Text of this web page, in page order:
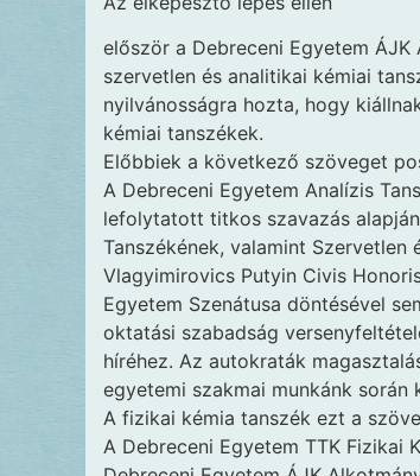
először a Debreceni Egyetem
szervetlen és analitikai kémiai
nyilvánosságra hozta, hogy
kémiai tanszékek.
Előbbiek a következő szöveget
A Debreceni Egyetem Analízis
lefolytatott titkos szavazás
Tanszékének, valamint Szervetlen
Vlagyimirovics Putyin Civis
Egyetem Szenátusa döntésével
oktatási szabadság
híréhez. Az autokraták
egyetemi szakmai munkánk során
A fizikai kémia tanszék ezt a
A Debreceni Egyetem TTK Fizikai